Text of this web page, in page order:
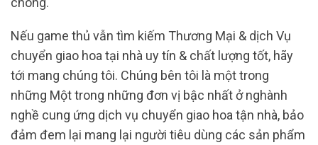
Nếu game thủ vẫn tìm kiếm Thương Mại & dịch Vụ
chuyển giao hoa tại nhà uy tín & chất lượng tốt, hãy
tới mang chúng tôi. Chúng bên tôi là một trong
những Một trong những đơn vị bậc nhất ở nghành
nghề cung ứng dịch vụ chuyển giao hoa tận nhà, bảo
đảm đem lại mang lại người tiêu dùng các sản phẩm